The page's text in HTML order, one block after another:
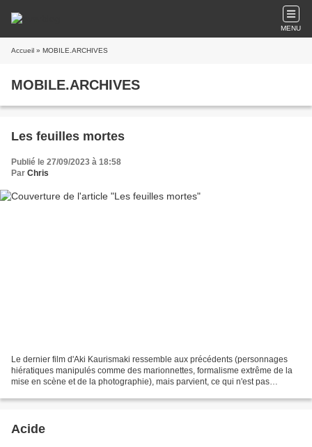
MENU
Accueil » MOBILE.ARCHIVES
MOBILE.ARCHIVES
Les feuilles mortes
Publié le 27/09/2023 à 18:58
Par Chris
Le dernier film d'Aki Kaurismaki ressemble aux précédents (personnages
hiératiques manipulés comme des marionnettes, formalisme extrême de la
mise en scène et de la photographie), mais parvient, ce qui n'est pas
Acide